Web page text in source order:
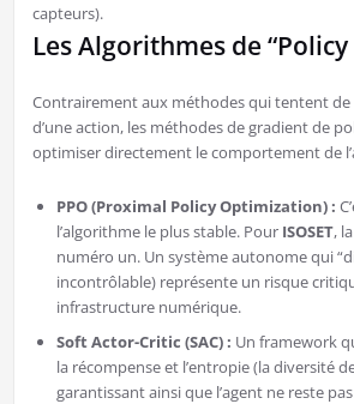
capteurs).
Les Algorithmes de
Contrairement aux méthodes qui tentent de
d’une action, les méthodes de gradient de
optimiser directement le comportement de
PPO (Proximal Policy Optimization) :
l’algorithme le plus stable. Pour ISOSET,
numéro un. Un système autonome qui
incontrôlable) représente un risque
infrastructure numérique.
Soft Actor-Critic (SAC) : Un framework
la récompense et l’entropie (la diversité
garantissant ainsi que l’agent ne reste